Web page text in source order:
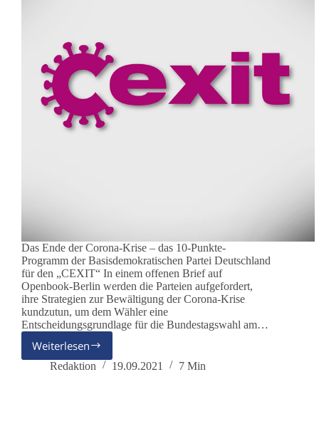
Das Ende der Corona-Krise – das 10-Punkte-
Programm der Basisdemokratischen Partei Deutschland
für den „CEXIT“ In einem offenen Brief auf
Openbook-Berlin werden die Parteien aufgefordert,
ihre Strategien zur Bewältigung der Corona-Krise
kundzutun, um dem Wähler eine
Entscheidungsgrundlage für die Bundestagswahl am…
Weiterlesen
Der
CEXIT
Redaktion 19.09.2021 7 Min